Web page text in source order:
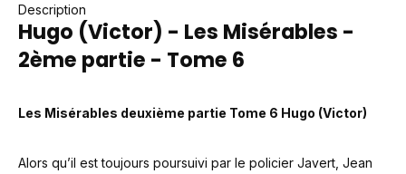
Description
Hugo (Victor) - Les Misérables -
2ème partie - Tome 6
Les Misérables deuxième partie Tome 6 Hugo (Victor)
Alors qu’il est toujours poursuivi par le policier Javert, Jean